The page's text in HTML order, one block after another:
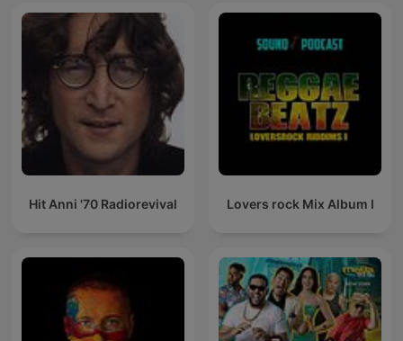
Hit Anni '70 Radiorevival Lovers rock Mix Album I